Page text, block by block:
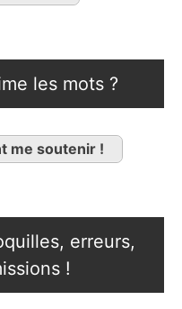
les mots ?
me soutenir !
erreurs,
!